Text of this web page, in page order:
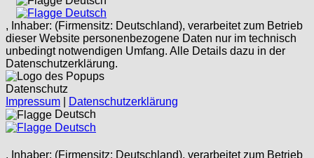
Deutsch
, Inhaber: (Firmensitz: Deutschland), verarbeitet zum Betrieb
dieser Website personenbezogene Daten nur im technisch
unbedingt notwendigen Umfang. Alle Details dazu in der
Datenschutzerklärung.
Datenschutz
Impressum
Datenschutzerklärung
Deutsch
Deutsch
, Inhaber: (Firmensitz: Deutschland), verarbeitet zum Betrieb